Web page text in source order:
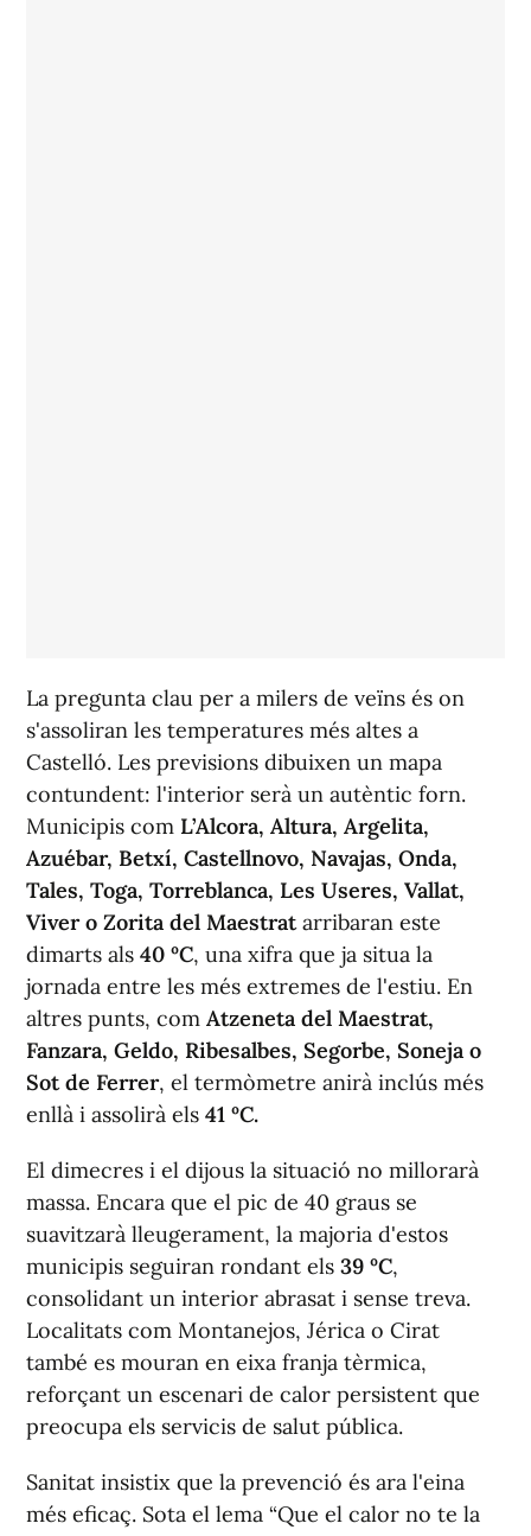
La pregunta clau per a milers de veïns és on
s'assoliran les temperatures més altes a
Castelló. Les previsions dibuixen un mapa
contundent: l'interior serà un autèntic forn.
Municipis com L’Alcora, Altura, Argelita,
Azuébar, Betxí, Castellnovo, Navajas, Onda,
Tales, Toga, Torreblanca, Les Useres, Vallat,
Viver o Zorita del Maestratarribaran este
dimarts als 40 ºC, una xifra que ja situa la
jornada entre les més extremes de l'estiu. En
altres punts, com Atzeneta del Maestrat,
Fanzara, Geldo, Ribesalbes, Segorbe, Soneja o
Sot de Ferrer, el termòmetre anirà inclús més
enllà i assolirà els 41 ºC.
El dimecres i el dijous la situació no millorarà
massa. Encara que el pic de 40 graus se
suavitzarà lleugerament, la majoria d'estos
municipis seguiran rondant els 39 ºC,
consolidant un interior abrasat i sense treva.
Localitats com Montanejos, Jérica o Cirat
també es mouran en eixa franja tèrmica,
reforçant un escenari de calor persistent que
preocupa els servicis de salut pública.
Sanitat insistix que la prevenció és ara l'eina
més eficaç. Sota el lema “Que el calor no te la